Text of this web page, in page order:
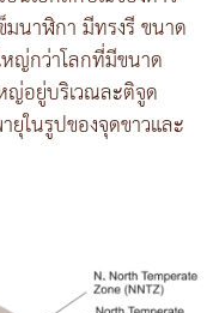
นาฬิกา มีทรงรี ขนาด
ญ่กว่าโลกที่มีขนาด
ญ่อยู่บริเวณละติจูด
ในรูปของจุดขาวและ